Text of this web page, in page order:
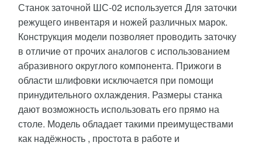
Станок заточной ШС-02 используется Для заточки
режущего инвентаря и ножей различных марок.
Конструкция модели позволяет проводить заточку
в отличие от прочих аналогов с использованием
абразивного округлого компонента. Прижоги в
области шлифовки исключается при помощи
принудительного охлаждения. Размеры станка
дают возможность использовать его прямо на
столе. Модель обладает такими преимуществами
как надёжность , простота в работе и